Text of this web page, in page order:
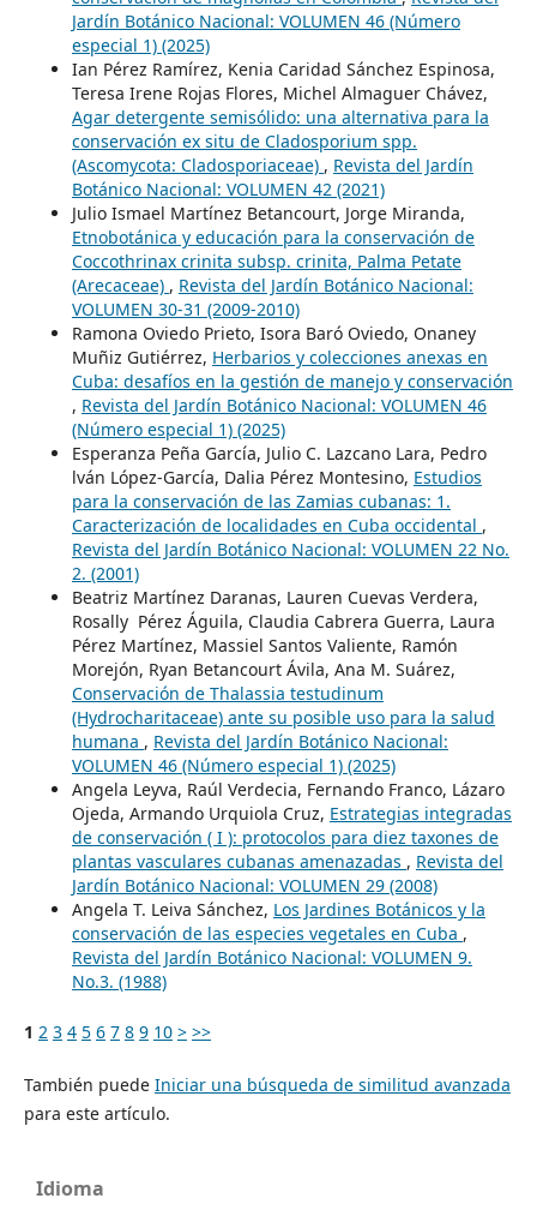
Jardín Botánico Nacional: VOLUMEN 46 (Número
especial 1) (2025)
Ian Pérez Ramírez, Kenia Caridad Sánchez Espinosa,
Teresa Irene Rojas Flores, Michel Almaguer Chávez,
Agar detergente semisólido: una alternativa para la
conservación ex situ de Cladosporium spp.
(Ascomycota: Cladosporiaceae) , Revista del Jardín
Botánico Nacional: VOLUMEN 42 (2021)
Julio Ismael Martínez Betancourt, Jorge Miranda,
Etnobotánica y educación para la conservación de
Coccothrinax crinita subsp. crinita, Palma Petate
(Arecaceae) , Revista del Jardín Botánico Nacional:
VOLUMEN 30-31 (2009-2010)
Ramona Oviedo Prieto, Isora Baró Oviedo, Onaney
Muñiz Gutiérrez, Herbarios y colecciones anexas en
Cuba: desafíos en la gestión de manejo y conservación
, Revista del Jardín Botánico Nacional: VOLUMEN 46
(Número especial 1) (2025)
Esperanza Peña García, Julio C. Lazcano Lara, Pedro
lván López-García, Dalia Pérez Montesino, Estudios
para la conservación de las Zamias cubanas: 1.
Caracterización de localidades en Cuba occidental ,
Revista del Jardín Botánico Nacional: VOLUMEN 22 No.
2. (2001)
Beatriz Martínez Daranas, Lauren Cuevas Verdera,
Rosally Pérez Águila, Claudia Cabrera Guerra, Laura
Pérez Martínez, Massiel Santos Valiente, Ramón
Morejón, Ryan Betancourt Ávila, Ana M. Suárez,
Conservación de Thalassia testudinum
(Hydrocharitaceae) ante su posible uso para la salud
humana , Revista del Jardín Botánico Nacional:
VOLUMEN 46 (Número especial 1) (2025)
Angela Leyva, Raúl Verdecia, Fernando Franco, Lázaro
Ojeda, Armando Urquiola Cruz, Estrategias integradas
de conservación ( I ): protocolos para diez taxones de
plantas vasculares cubanas amenazadas , Revista del
Jardín Botánico Nacional: VOLUMEN 29 (2008)
Angela T. Leiva Sánchez, Los Jardines Botánicos y la
conservación de las especies vegetales en Cuba ,
Revista del Jardín Botánico Nacional: VOLUMEN 9.
No.3. (1988)
1 2 3 4 5 6 7 8 9 10 > >>
También puede Iniciar una búsqueda de similitud avanzada
para este artículo.
Idioma